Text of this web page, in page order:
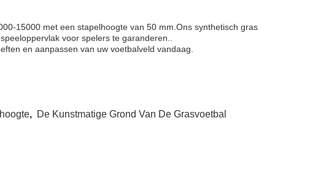
15000 met een stapelhoogte van 50 mm.Ons synthetisch gras
voor spelers te garanderen..
en aanpassen van uw voetbalveld vandaag.
, De Kunstmatige Grond Van De Grasvoetbal